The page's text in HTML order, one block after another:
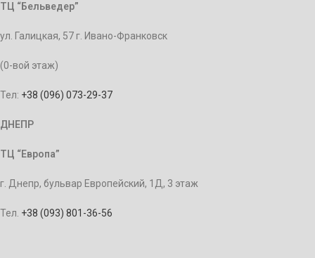
ТЦ “Бельведер”
ул. Галицкая, 57 г. Ивано-Франковск
(0-вой этаж)
Тел: +38 (096) 073-29-37
ДНЕПР
ТЦ “Европа”
г. Днепр, бульвар Европейский, 1Д, 3 этаж
Тел. +38 (093) 801-36-56